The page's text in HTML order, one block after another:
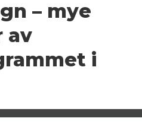
– mye
av
i